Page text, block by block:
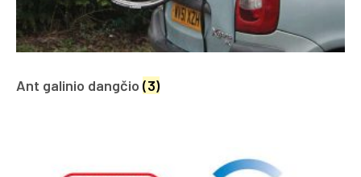
Ant galinio dangčio (3)